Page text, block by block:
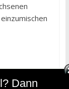
Dann